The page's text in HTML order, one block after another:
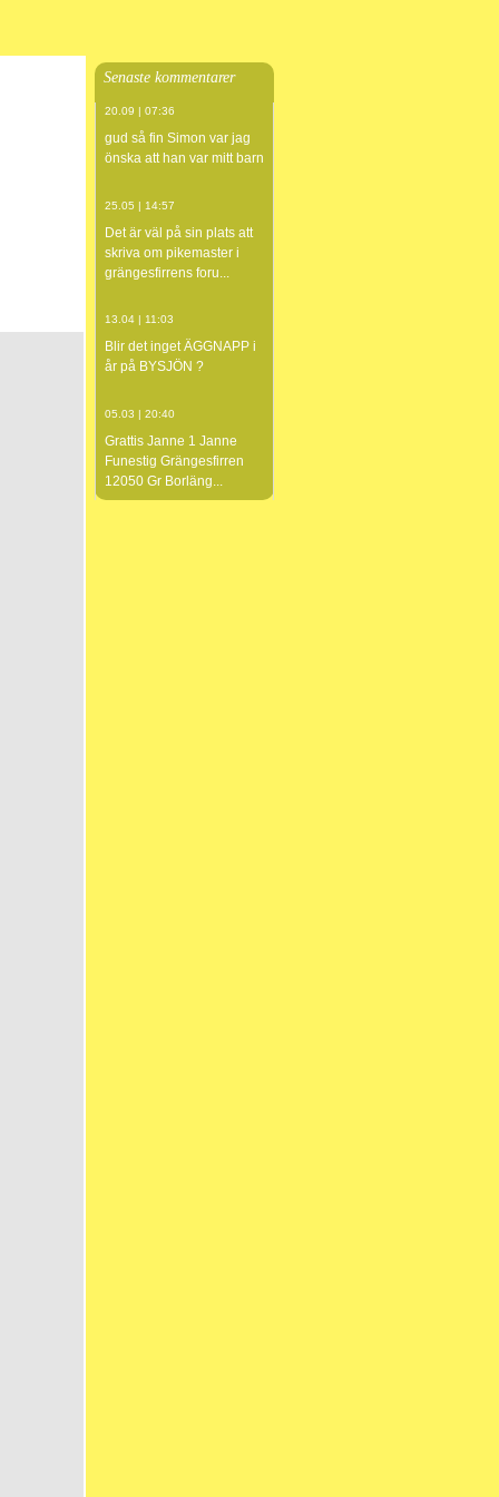
Senaste kommentarer
20.09 | 07:36
gud så fin Simon var jag
önska att han var mitt barn
25.05 | 14:57
Det är väl på sin plats att
skriva om pikemaster i
grängesfirrens foru...
13.04 | 11:03
Blir det inget ÄGGNAPP i
år på BYSJÖN ?
05.03 | 20:40
Grattis Janne 1 Janne
Funestig Grängesfirren
12050 Gr Borläng...